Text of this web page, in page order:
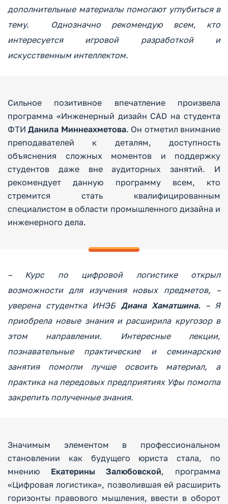
дополнительные материалы помогают углубиться в
тему. Однозначно рекомендую всем, кто
интересуется игровой разработкой и
искусственным интеллектом.
Сильное позитивное впечатление произвела
программа «Инженерный дизайн CAD на студента
ФТИДанила Миннеахметова. Он отметил внимание
преподавателей к деталям, доступность
объяснения сложных моментов и поддержку
студентов даже вне аудиторных занятий. И
рекомендует данную программу всем, кто
стремится стать квалифицированным
специалистом в области промышленного дизайна и
инженерного дела.
– Курс по цифровой логистике открыл
возможности для изучения новых предметов, –
уверена студентка ИНЭБ Диана Хаматшина.– Я
приобрела новые знания и расширила кругозор в
этом направлении. Интересные лекции,
познавательные практические и семинарские
занятия помогли лучше освоить материал, а
практика на передовых предприятиях Уфы помогла
закрепить полученные знания.
Значимым элементом в профессиональном
становлении как будущего юриста стала, по
мнению Екатерины Залюбовской, программа
«Цифровая логистика», позволившая ей расширить
горизонты правового мышления, ввести в оборот